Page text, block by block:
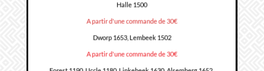
Halle 1500
A partir d'une commande de 30€
Dworp 1653, Lembeek 1502
A partir d'une commande de 30€